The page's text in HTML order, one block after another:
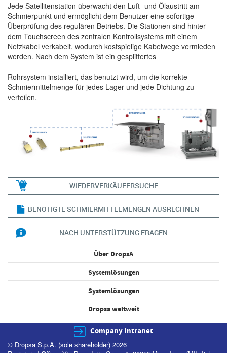
Jede Satellitenstation überwacht den Luft- und Ölaustritt am
Schmierpunkt und ermöglicht dem Benutzer eine sofortige
Überprüfung des regulären Betriebs. Die Stationen sind hinter
dem Touchscreen des zentralen Kontrollsystems mit einem
Netzkabel verkabelt, wodurch kostspielige Kabelwege vermieden
werden. Nach dem System ist ein gesplittertes
Rohrsystem installiert, das benutzt wird, um die korrekte
Schmiermittelmenge für jedes Lager und jede Dichtung zu
verteilen.
WIEDERVERKÄUFERSUCHE
BENÖTIGTE SCHMIERMITTELMENGEN AUSRECHNEN
NACH UNTERSTÜTZUNG FRAGEN
Über DropsA
Systemlösungen
Systemlösungen
Dropsa weltweit
Company Intranet
© Dropsa S.p.A. (sole shareholder) 2026